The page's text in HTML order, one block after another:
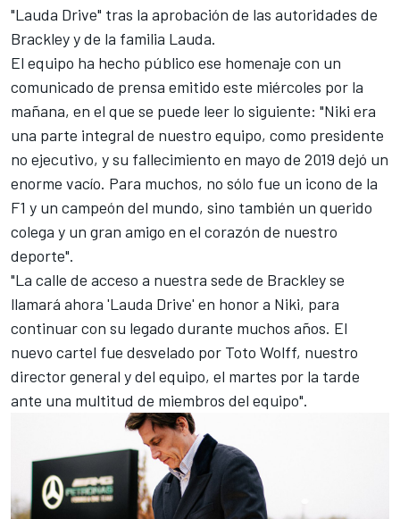
"Lauda Drive" tras la aprobación de las autoridades de
Brackley y de la familia Lauda.
El equipo ha hecho público ese homenaje con un
comunicado de prensa emitido este miércoles por la
mañana, en el que se puede leer lo siguiente: "Niki era
una parte integral de nuestro equipo, como presidente
no ejecutivo, y su fallecimiento en mayo de 2019 dejó un
enorme vacío. Para muchos, no sólo fue un icono de la
F1 y un campeón del mundo, sino también un querido
colega y un gran amigo en el corazón de nuestro
deporte".
"La calle de acceso a nuestra sede de Brackley se
llamará ahora 'Lauda Drive' en honor a Niki, para
continuar con su legado durante muchos años. El
nuevo cartel fue desvelado por Toto Wolff, nuestro
director general y del equipo, el martes por la tarde
ante una multitud de miembros del equipo".